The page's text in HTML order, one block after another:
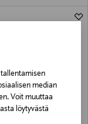
median
Voit muuttaa
löytyvästä